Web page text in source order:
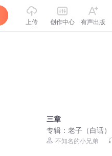
上传 创作中心 有声出版
三章
专辑：老子（白话）
不知名的小兄弟